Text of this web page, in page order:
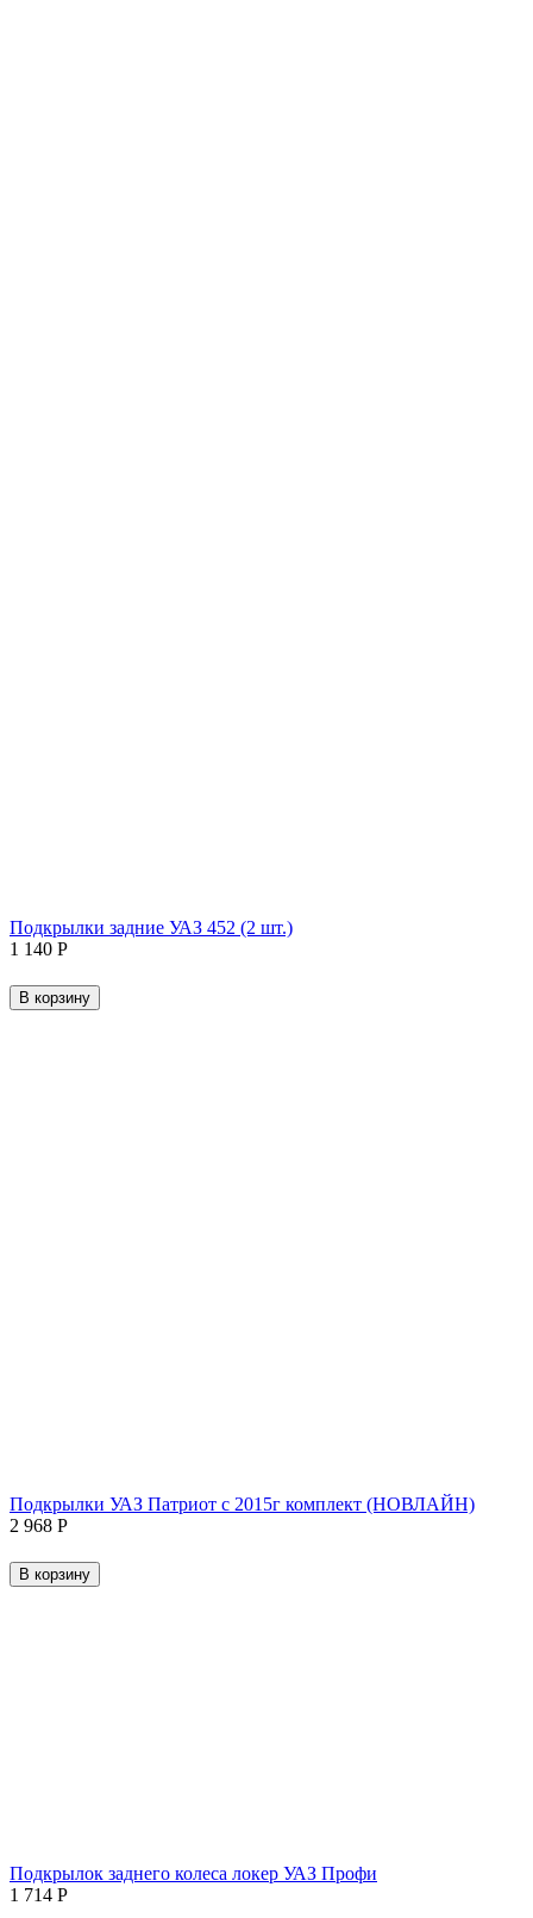
Подкрылки задние УАЗ 452 (2 шт.)
1 140 Р
В корзину
Подкрылки УАЗ Патриот с 2015г комплект (НОВЛАЙН)
2 968 Р
В корзину
Подкрылок заднего колеса локер УАЗ Профи
1 714 Р